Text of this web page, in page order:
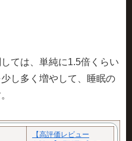
ては、単純に1.5倍くらい
し多く増やして、睡眠の
【高評価レビュー